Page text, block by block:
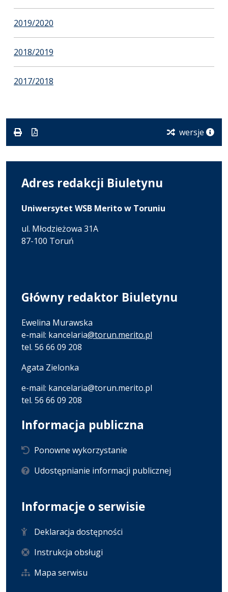
2019/2020
2018/2019
2017/2018
wersje
Adres redakcji Biuletynu
Uniwersytet WSB Merito w Toruniu
ul. Młodzieżowa 31A
87-100 Toruń
Główny redaktor Biuletynu
Ewelina Murawska
e-mail: kancelaria@torun.merito.pl
tel. 56 66 09 208
Agata Zielonka
e-mail: kancelaria@torun.merito.pl
tel. 56 66 09 208
Informacja publiczna
Ponowne wykorzystanie
Udostępnianie informacji publicznej
Informacje o serwisie
Deklaracja dostępności
Instrukcja obsługi
Mapa serwisu